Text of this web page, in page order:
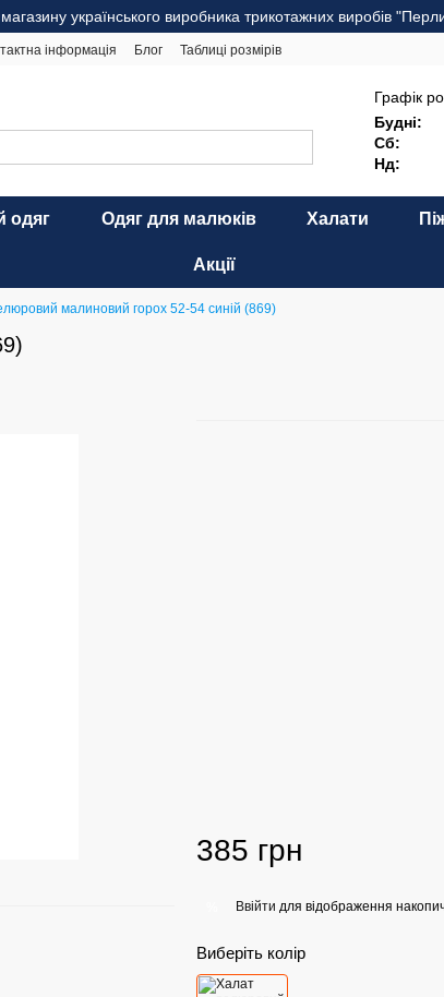
українського виробника трикотажних виробів
інформація Блог
Таблиці розмірів
Графік
Будні:
Сб:
Нд:
одяг Одяг для малюків Халати
Акції
малиновий горох 52-54 синій (869)
385 грн
Ввійти для відображення
Виберіть колір